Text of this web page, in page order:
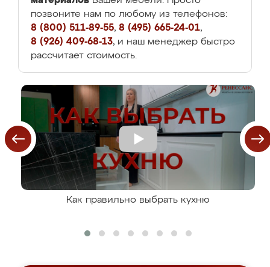
позвоните нам по любому из телефонов:
8 (800) 511-89-55, 8 (495) 665-24-01,
8 (926) 409-68-13, и наш менеджер быстро
рассчитает стоимость.
Как правильно выбрать кухню